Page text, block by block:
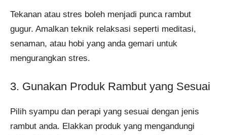
Tekanan atau stres boleh menjadi punca rambut
gugur. Amalkan teknik relaksasi seperti meditasi,
senaman, atau hobi yang anda gemari untuk
mengurangkan stres.
3. Gunakan Produk Rambut yang Sesuai
Pilih syampu dan perapi yang sesuai dengan jenis
rambut anda. Elakkan produk yang mengandungi